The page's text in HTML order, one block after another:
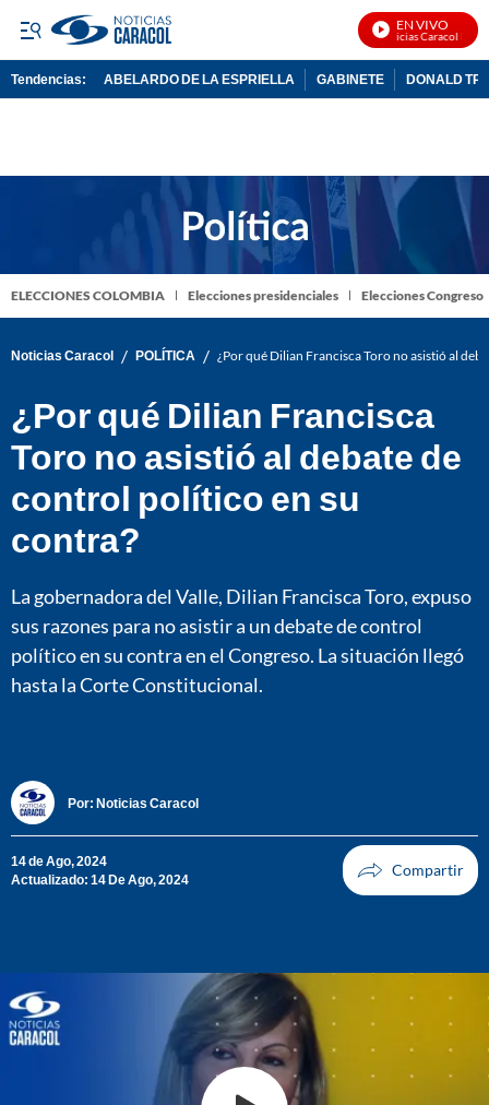
EN VIVO
Noticias Caracol En
Tendencias: ABELARDO DE LA ESPRIELLA GABINETE DONALD
ELECCIONES COLOMBIA Elecciones presidenciales Elecciones Congreso
Noticias Caracol / POLÍTICA / ¿Por qué Dilian Francisca Toro no asistió al
¿Por qué Dilian Francisca
Toro no asistió al debate de
control político en su
contra?
La gobernadora del Valle, Dilian Francisca Toro, expuso
sus razones para no asistir a un debate de control
político en su contra en el Congreso. La situación llegó
hasta la Corte Constitucional.
Por: Noticias Caracol
14 de Ago, 2024
Actualizado: 14 De Ago, 2024